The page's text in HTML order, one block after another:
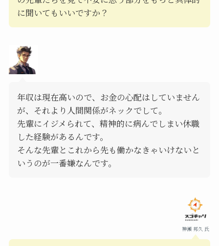
に聞いてもいいですか？
年収は現在高いので、お金の心配はしていません
が、それより人間関係がネックでして。
先輩にイジメられて、精神的に病んでしまい休職
した経験があるんです。
そんな先輩とこれから先も働かなきゃいけないと
いうのが一番嫌なんです。
神瀬 邦久 氏